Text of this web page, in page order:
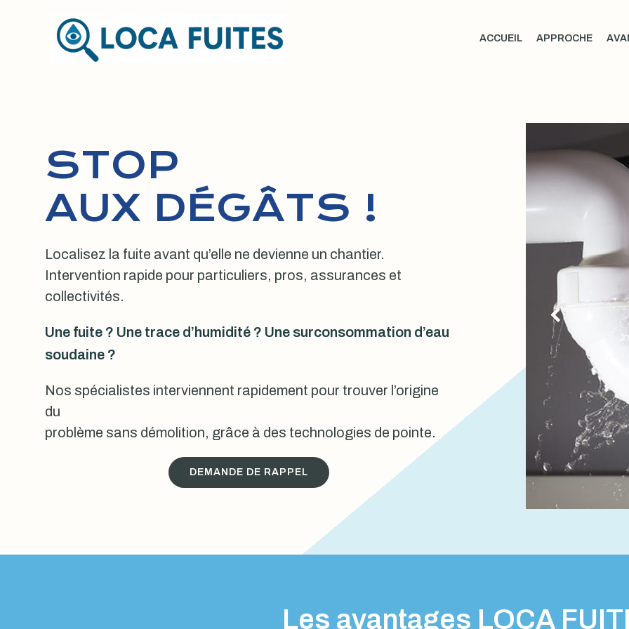
ACCUEIL APPROCHE
STOP
AUX DÉGÂTS !
Localisez la fuite avant qu’elle ne devienne un chantier.
Intervention rapide pour particuliers, pros, assurances et
collectivités.
Une fuite ? Une trace d’humidité ? Une surconsommation d’eau
soudaine ?
Nos spécialistes interviennent rapidement pour trouver l’origine
du
problème sans démolition, grâce à des technologies de pointe.
DEMANDE DE RAPPEL
Les avantages LOCA